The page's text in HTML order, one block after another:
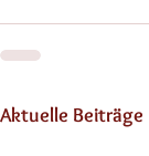
Aktuelle Beiträge